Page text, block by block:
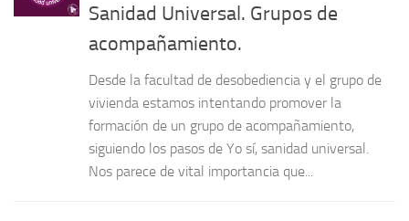
Sanidad Universal. Grupos de
acompañamiento.
Desde la facultad de desobediencia y el grupo de
vivienda estamos intentando promover la
formación de un grupo de acompañamiento,
siguiendo los pasos de Yo sí, sanidad universal.
Nos parece de vital importancia que...